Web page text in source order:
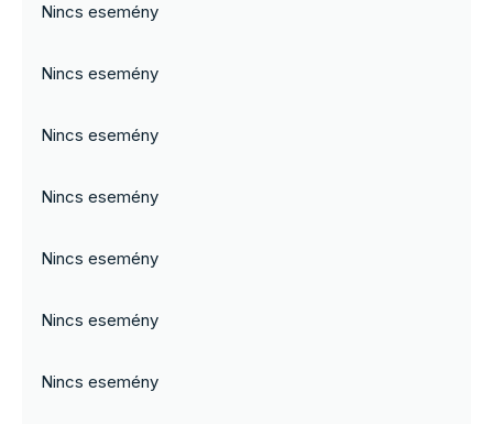
Nincs esemény
Nincs esemény
Nincs esemény
Nincs esemény
Nincs esemény
Nincs esemény
Nincs esemény